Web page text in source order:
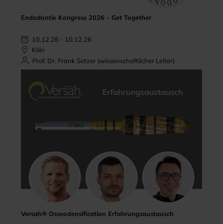
Endodontie Kongress 2026 - Get Together
10.12.26 - 10.12.26
Köln
Prof. Dr. Frank Setzer (wissenschaftlicher Leiter)
Versah® Osseodensification Erfahrungsaustausch